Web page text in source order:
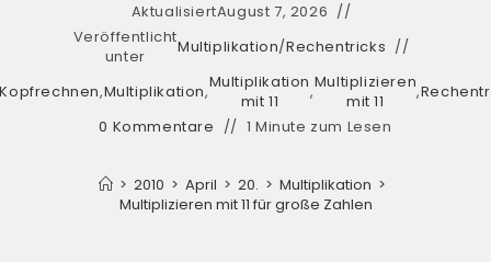
AktualisiertAugust 7, 2026
Veröffentlicht
unter
Multiplikation/Rechentricks
Kopfrechnen,Multiplikation,Multiplikation
mit 11
,Multiplizieren
mit 11
,
0 Kommentare
1 Minute zum Lesen
> 2010 > April > 20. > Multiplikation >
Multiplizieren mit 11 für große Zahlen